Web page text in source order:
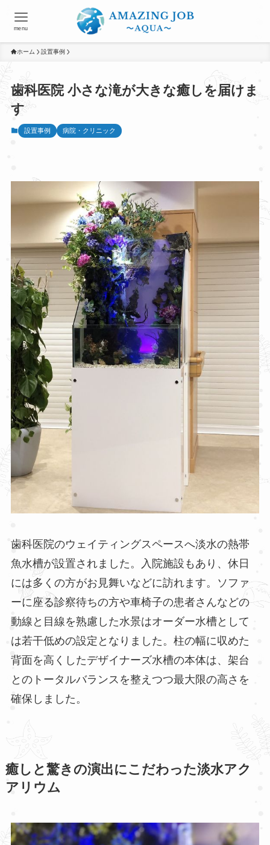
menu
ホーム 設置事例
歯科医院 小さな滝が大きな癒しを届けま
す
設置事例 病院・クリニック
歯科医院のウェイティングスペースへ淡水の熱帯
魚水槽が設置されました。入院施設もあり、休日
には多くの方がお見舞いなどに訪れます。ソファ
ーに座る診察待ちの方や車椅子の患者さんなどの
動線と目線を熟慮した水景はオーダー水槽として
は若干低めの設定となりました。柱の幅に収めた
背面を高くしたデザイナーズ水槽の本体は、架台
とのトータルバランスを整えつつ最大限の高さを
確保しました。
癒しと驚きの演出にこだわった淡水アク
アリウム